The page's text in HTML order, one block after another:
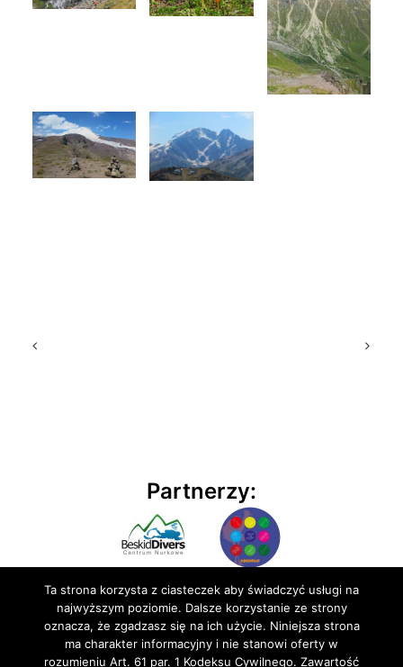
Partnerzy:
Ta strona korzysta z ciasteczek aby świadczyć usługi na
najwyższym poziomie. Dalsze korzystanie ze strony
oznacza, że zgadzasz się na ich użycie. Niniejsza strona
ma charakter informacyjny i nie stanowi oferty w
rozumieniu Art. 61 par. 1 Kodeksu Cywilnego. Zawartość